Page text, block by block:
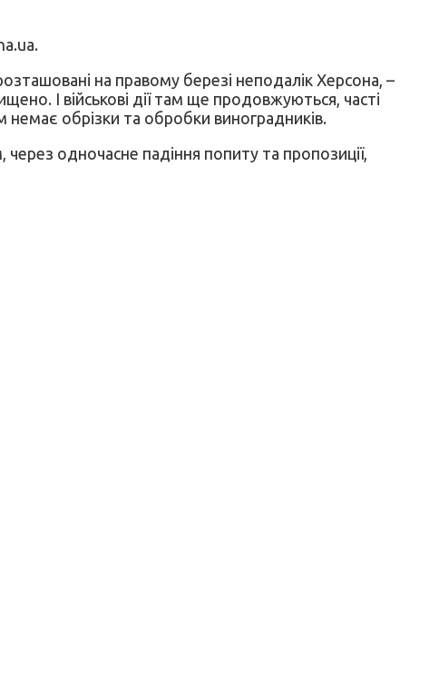
на правому березі неподалік Херсона, –
І військові дії там ще продовжуються, часті
обрізки та обробки виноградників.
одночасне падіння попиту та пропозиції,